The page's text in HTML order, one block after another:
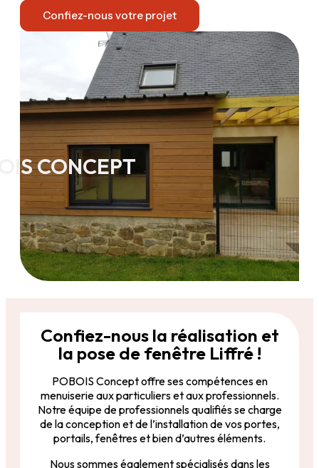
CONCEPT
Confiez-nous votre projet
Confiez-nous la réalisation et
la pose de fenêtre Liffré !
POBOIS Concept offre ses compétences en
menuiserie aux particuliers et aux professionnels.
Notre équipe de professionnels qualifiés se charge
de la conception et de l’installation de vos portes,
portails, fenêtres et bien d’autres éléments.
Nous sommes également spécialisés dans les